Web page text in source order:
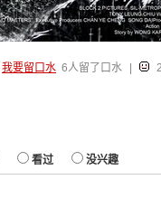
我要留口水 6人留了口水
看过 没兴趣